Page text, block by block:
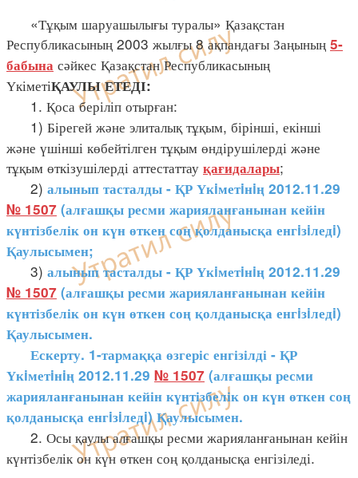
«Тұқым шаруашылығы туралы» Қазақстан
Республикасының 2003 жылғы 8 ақпандағы Заңының 5-
бабына сәйкес Қазақстан Республикасының
ҮкіметіҚАУЛЫ ЕТЕДІ:
1. Қоса беріліп отырған:
1) Бірегей және элиталық тұқым, бірінші, екінші
және үшінші көбейтілген тұқым өндірушілерді және
тұқым өткізушілерді аттестаттау қағидалары;
2) алынып тасталды - ҚР Үкiметiнiң 2012.11.29
№ 1507 (алғашқы ресми жарияланғанынан кейін
күнтізбелік он күн өткен соң қолданысқа енгiзiледi)
Қаулысымен;
3) алынып тасталды - ҚР Үкiметiнiң 2012.11.29
№ 1507 (алғашқы ресми жарияланғанынан кейін
күнтізбелік он күн өткен соң қолданысқа енгiзiледi)
Қаулысымен.
Ескерту. 1-тармаққа өзгеріс енгізілді - ҚР
Үкiметiнiң 2012.11.29 № 1507 (алғашқы ресми
жарияланғанынан кейін күнтізбелік он күн өткен соң
қолданысқа енгiзiледi) Қаулысымен.
2. Осы қаулы алғашқы ресми жарияланғанынан кейін
күнтізбелік он күн өткен соң қолданысқа енгізіледі.